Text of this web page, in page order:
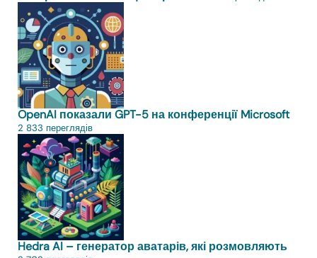
OpenAI показали GPT-5 на конференції Microsoft
2 833 переглядів
Hedra AI – генератор аватарів, які розмовляють